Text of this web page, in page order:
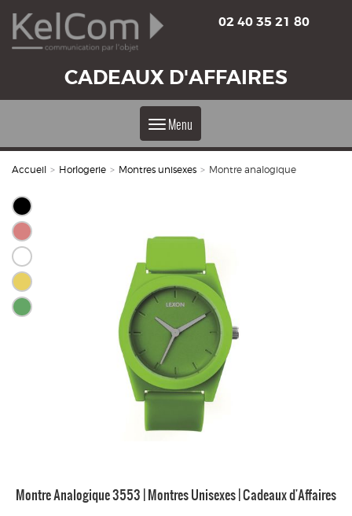
02 40 35 21 80
CADEAUX D'AFFAIRES
Menu
Accueil > Horlogerie > Montres unisexes > Montre analogique
Montre Analogique 3553 | Montres Unisexes | Cadeaux d'Affaires